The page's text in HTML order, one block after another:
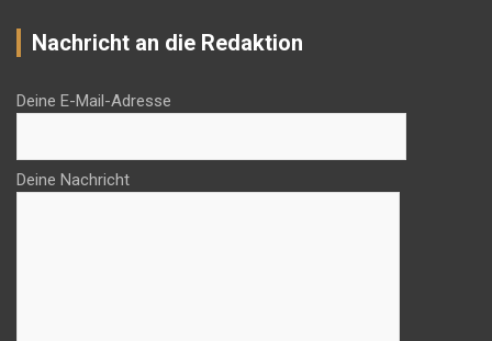
Nachricht an die Redaktion
Deine E-Mail-Adresse
Deine Nachricht